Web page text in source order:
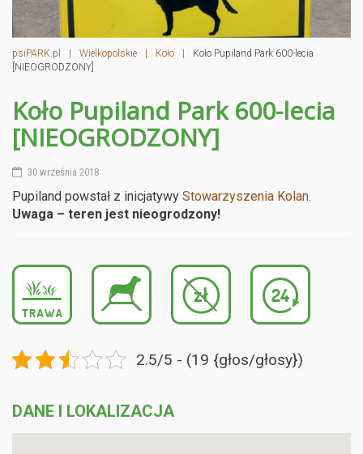
psiPARK.pl | Wielkopolskie | Koło |
Koło Pupiland Park 600-lecia
[NIEOGRODZONY]
Koło Pupiland Park 600-lecia
[NIEOGRODZONY]
30 września 2018
Pupiland powstał z inicjatywy Stowarzyszenia Kolan.
Uwaga – teren jest nieogrodzony!
2.5/5 - (19 {głos/głosy})
DANE I LOKALIZACJA